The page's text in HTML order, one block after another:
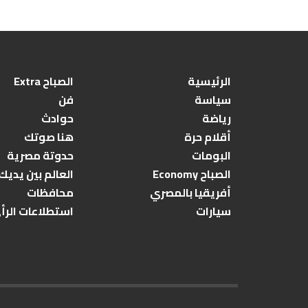
الرئيسية
الصباح Extra
سياسة
فن
رياضة
حوادث
أقلام حرة
هنا صوتك
البومات
حدوتة مصرية
الصباح Economy
العالم بين
أفريقيا بالمصري
محافظات
سيارات
استطلاعات